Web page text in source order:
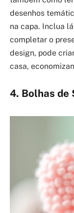
desenhos
na capa. Inclua
completar o
design, pode
casa,
4. Bolhas de